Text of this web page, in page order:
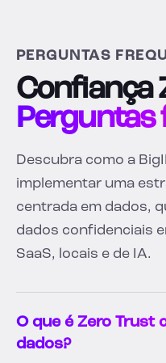
PERGUNTAS
Confiança
Perguntas
Descubra como a
implementar uma
centrada em dados,
dados confidenciais
SaaS, locais e de IA.
O que é Zero Trust
dados?